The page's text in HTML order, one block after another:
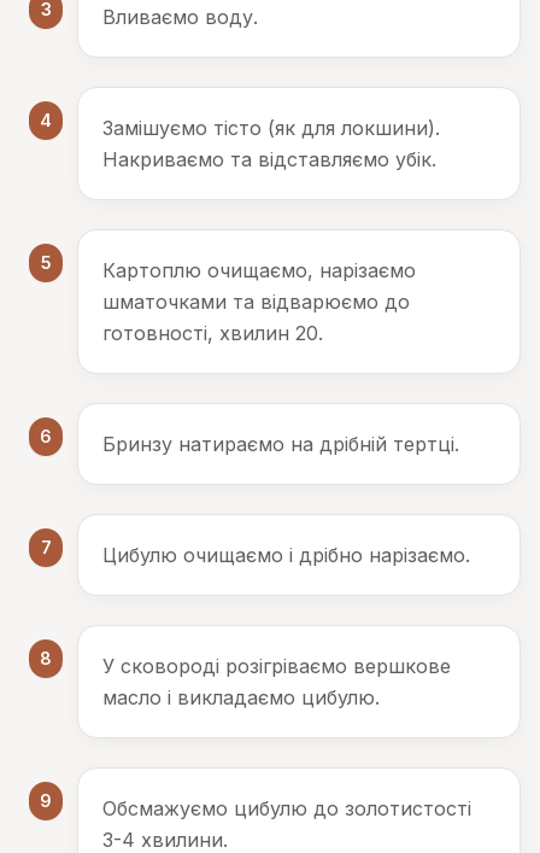
3 Вливаємо воду.
4
Замішуємо тісто (як для локшини).
Накриваємо та відставляємо убік.
5
Картоплю очищаємо, нарізаємо
шматочками та відварюємо до
готовності, хвилин 20.
6 Бринзу натираємо на дрібній тертці.
7 Цибулю очищаємо і дрібно нарізаємо.
8
У сковороді розігріваємо вершкове
масло і викладаємо цибулю.
9
Обсмажуємо цибулю до золотистості
3-4 хвилини.